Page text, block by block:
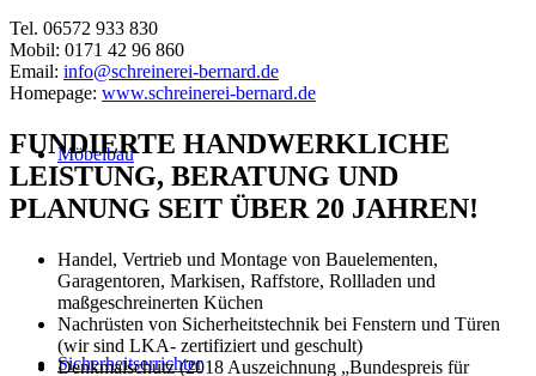
Möbelbau
Sicherheitserrichter
Tel. 06572 933 830
Mobil: 0171 42 96 860
Email: info@schreinerei-bernard.de
Homepage: www.schreinerei-bernard.de
FUNDIERTE HANDWERKLICHE
LEISTUNG, BERATUNG UND
PLANUNG SEIT ÜBER 20 JAHREN!
Handel, Vertrieb und Montage von Bauelementen,
Garagentoren, Markisen, Raffstore, Rollladen und
maßgeschreinerten Küchen
Nachrüsten von Sicherheitstechnik bei Fenstern und Türen
(wir sind LKA- zertifiziert und geschult)
Denkmalschutz (2018 Auszeichnung „Bundespreis für